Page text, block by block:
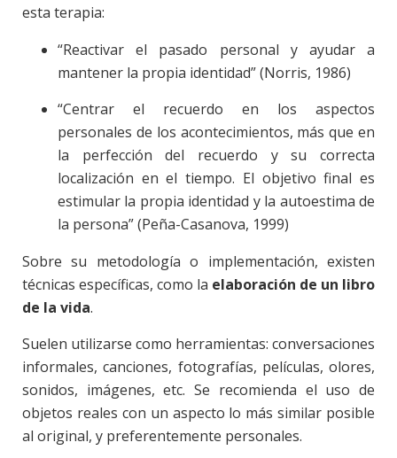
esta terapia:
“Reactivar el pasado personal y ayudar a
mantener la propia identidad” (Norris, 1986)
“Centrar el recuerdo en los aspectos
personales de los acontecimientos, más que en
la perfección del recuerdo y su correcta
localización en el tiempo. El objetivo final es
estimular la propia identidad y la autoestima de
la persona” (Peña-Casanova, 1999)
Sobre su metodología o implementación, existen
técnicas específicas, como la elaboración de un libro
de la vida.
Suelen utilizarse como herramientas: conversaciones
informales, canciones, fotografías, películas, olores,
sonidos, imágenes, etc. Se recomienda el uso de
objetos reales con un aspecto lo más similar posible
al original, y preferentemente personales.